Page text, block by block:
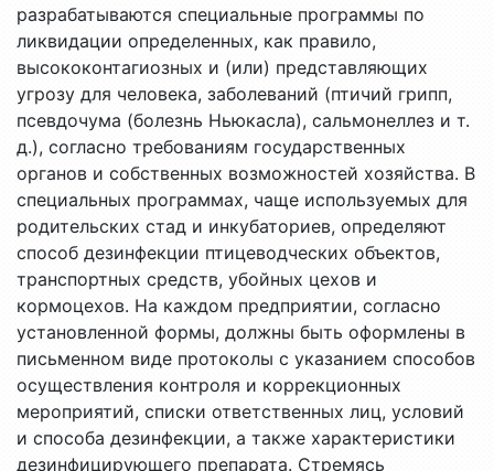
разрабатываются специальные программы по
ликвидации определенных, как правило,
высококонтагиозных и (или) представляющих
угрозу для человека, заболеваний (птичий грипп,
псевдочума (болезнь Ньюкасла), сальмонеллез и т.
д.), согласно требованиям государственных
органов и собственных возможностей хозяйства. В
специальных программах, чаще используемых для
родительских стад и инкубаториев, определяют
способ дезинфекции птицеводческих объектов,
транспортных средств, убойных цехов и
кормоцехов. На каждом предприятии, согласно
установленной формы, должны быть оформлены в
письменном виде протоколы с указанием способов
осуществления контроля и коррекционных
мероприятий, списки ответственных лиц, условий
и способа дезинфекции, а также характеристики
дезинфицирующего препарата. Стремясь